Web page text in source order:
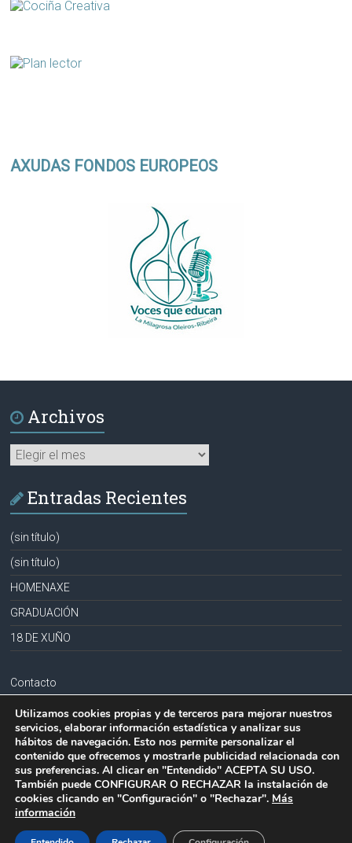
AXUDAS FONDOS EUROPEOS
Archivos
Archivos
Entradas Recientes
(sin título)
(sin título)
HOMENAXE
GRADUACIÓN
18 DE XUÑO
Contacto
Aviso legal
Política de privacidad
Política de cookies
Copyright © 2026
Todos los derechos reservados.
Utilizamos cookies propias y de terceros para mejorar nuestros
servicios, elaborar información estadística y analizar sus
hábitos de navegación. Esto nos permite personalizar el
contenido que ofrecemos y mostrarle publicidad relacionada con
sus preferencias. Al clicar en "Entendido" ACEPTA SU USO.
También puede CONFIGURAR O RECHAZAR la instalación de
cookies clicando en "Configuración" o "Rechazar". Más
información